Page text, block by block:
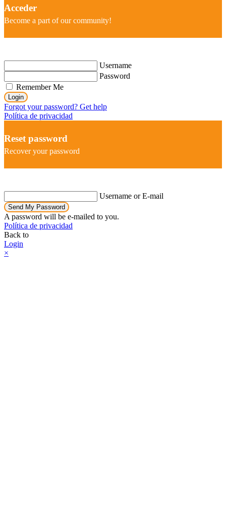
Acceder
Become a part of our community!
Username
Password
Remember Me
Login
Forgot your password? Get help
Política de privacidad
Reset password
Recover your password
Username or E-mail
Send My Password
A password will be e-mailed to you.
Política de privacidad
Back to
Login
×